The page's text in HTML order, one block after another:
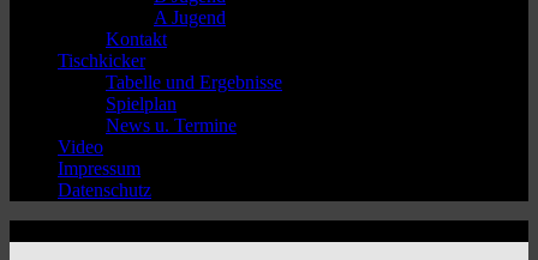
A Jugend
Kontakt
Tischkicker
Tabelle und Ergebnisse
Spielplan
News u. Termine
Video
Impressum
Datenschutz